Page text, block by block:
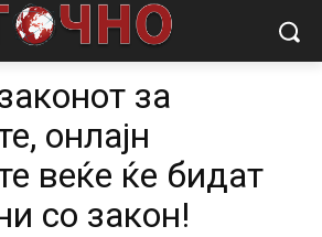
за
онлајн
веќе ќе бидат
со закон!